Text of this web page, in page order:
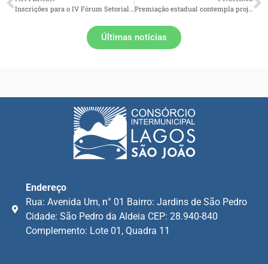
Inscrições para o IV Fórum Setorial da Sociedade Civil, do Comitê Macaé, terminam nesta terça-feira Premiação estadual contempla projeto do Comitê Macaé e das Ostras
Últimas notícias
Endereço
Rua: Avenida Um, n° 01 Bairro: Jardins de São Pedro
Cidade: São Pedro da Aldeia CEP: 28.940-840
Complemento: Lote 01, Quadra 11